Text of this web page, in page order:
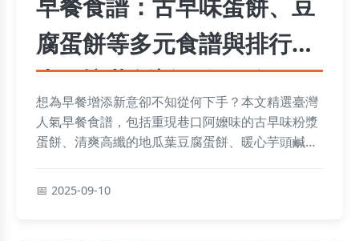
腐蛋餅等多元食譜與排行指
南，懷舊創新一次收錄
想為早餐增添新意卻不知從何下手？本文精選臺灣
人氣早餐食譜，包括重現巷口阿嬤味的古早味粉漿
蛋餅、清爽高纖的地瓜葉豆腐蛋餅、暖心芋頭鹹
2025-09-10